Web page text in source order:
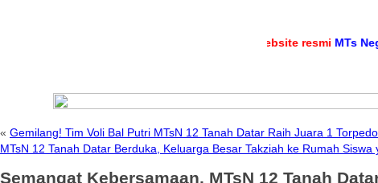
website resmi MTs Negeri 12
« Gemilang! Tim Voli Bal Putri MTsN 12 Tanah Datar Raih Juara 1
MTsN 12 Tanah Datar Berduka, Keluarga Besar Takziah ke Rumah Siswa
Semangat Kebersamaan, MTsN 12 Tanah